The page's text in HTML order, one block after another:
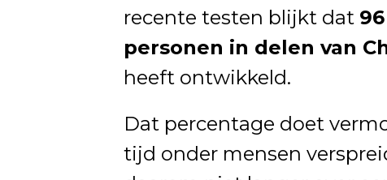
recente testen blijkt dat
personen in delen van
heeft ontwikkeld.
Dat percentage doet
tijd onder mensen